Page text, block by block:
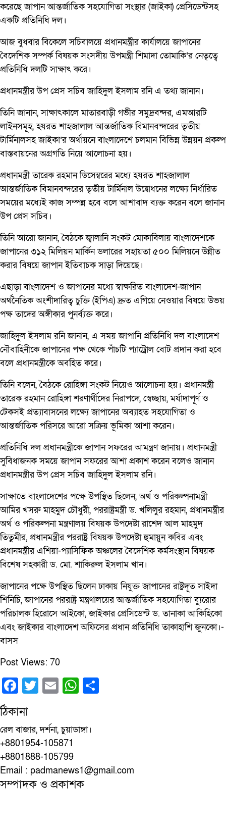
করেছে জাপান আন্তর্জাতিক সহযোগিতা সংস্থার (জাইকা) প্রেসিডেন্টসহ
একটি প্রতিনিধি দল।
আজ বুধবার বিকেলে সচিবালয়ে প্রধানমন্ত্রীর কার্যালয়ে জাপানের
বৈদেশিক সম্পর্ক বিষয়ক সংসদীয় উপমন্ত্রী শিমাদা তোমাকি’র নেতৃত্বে
প্রতিনিধি দলটি সাক্ষাৎ করে।
প্রধানমন্ত্রীর উপ প্রেস সচিব জাহিদুল ইসলাম রনি এ তথ্য জানান।
তিনি জানান, সাক্ষাৎকালে মাতারবাড়ী গভীর সমুদ্রবন্দর, এমআরটি
লাইনসমূহ, হযরত শাহজালাল আন্তর্জাতিক বিমানবন্দরের তৃতীয়
টার্মিনালসহ জাইকা’র অর্থায়নে বাংলাদেশে চলমান বিভিন্ন উন্নয়ন প্রকল্প
বাস্তবায়নের অগ্রগতি নিয়ে আলোচনা হয়।
প্রধানমন্ত্রী তারেক রহমান ডিসেম্বরের মধ্যে হযরত শাহজালাল
আন্তর্জাতিক বিমানবন্দরের তৃতীয় টার্মিনাল উদ্বোধনের লক্ষ্যে নির্ধারিত
সময়ের মধ্যেই কাজ সম্পন্ন হবে বলে আশাবাদ ব্যক্ত করেন বলে জানান
উপ প্রেস সচিব।
তিনি আরো জানান, বৈঠকে জ্বালানি সংকট মোকাবিলায় বাংলাদেশকে
জাপানের ৩১২ মিলিয়ন মার্কিন ডলারের সহায়তা ৫০০ মিলিয়নে উন্নীত
করার বিষয়ে জাপান ইতিবাচক সাড়া দিয়েছে।
এছাড়া বাংলাদেশ ও জাপানের মধ্যে স্বাক্ষরিত বাংলাদেশ-জাপান
অর্থনৈতিক অংশীদারিত্ব চুক্তি (ইপিএ) দ্রুত এগিয়ে নেওয়ার বিষয়ে উভয়
পক্ষ তাদের অঙ্গীকার পুনর্ব্যক্ত করে।
জাহিদুল ইসলাম রনি জানান, এ সময় জাপানি প্রতিনিধি দল বাংলাদেশ
নৌবাহিনীকে জাপানের পক্ষ থেকে পাঁচটি প্যাট্রোল বোট প্রদান করা হবে
বলে প্রধানমন্ত্রীকে অবহিত করে।
তিনি বলেন, বৈঠকে রোহিঙ্গা সংকট নিয়েও আলোচনা হয়। প্রধানমন্ত্রী
তারেক রহমান রোহিঙ্গা শরণার্থীদের নিরাপদে, স্বেচ্ছায়, মর্যাদাপূর্ণ ও
টেকসই প্রত্যাবাসনের লক্ষ্যে জাপানের অব্যাহত সহযোগিতা ও
আন্তর্জাতিক পরিসরে আরো সক্রিয় ভূমিকা আশা করেন।
প্রতিনিধি দল প্রধানমন্ত্রীকে জাপান সফরের আমন্ত্রণ জানায়। প্রধানমন্ত্রী
সুবিধাজনক সময়ে জাপান সফরের আশা প্রকাশ করেন বলেও জানান
প্রধানমন্ত্রীর উপ প্রেস সচিব জাহিদুল ইসলাম রনি।
সাক্ষাতে বাংলাদেশের পক্ষে উপস্থিত ছিলেন, অর্থ ও পরিকল্পনামন্ত্রী
আমির খসরু মাহমুদ চৌধুরী, পররাষ্ট্রমন্ত্রী ড. খলিলুর রহমান, প্রধানমন্ত্রীর
অর্থ ও পরিকল্পনা মন্ত্রণালয় বিষয়ক উপদেষ্টা রাশেদ আল মাহমুদ
তিতুমীর, প্রধানমন্ত্রীর পররাষ্ট্র বিষয়ক উপদেষ্টা হুমায়ুন কবির এবং
প্রধানমন্ত্রীর এশিয়া-প্যাসিফিক অঞ্চলের বৈদেশিক কর্মসংস্থান বিষয়ক
বিশেষ সহকারী ড. মো. শাকিরুল ইসলাম খান।
জাপানের পক্ষে উপস্থিত ছিলেন ঢাকায় নিযুক্ত জাপানের রাষ্ট্রদূত সাইদা
শিনিচি, জাপানের পররাষ্ট্র মন্ত্রণালয়ের আন্তর্জাতিক সহযোগিতা ব্যুরোর
পরিচালক হিরোসে আইকো, জাইকার প্রেসিডেন্ট ড. তানাকা আকিহিকো
এবং জাইকার বাংলাদেশ অফিসের প্রধান প্রতিনিধি তাকাহাশি জুনকো।-
বাসস
Post Views: 70
Facebook
Twitter
EmailWhatsApp
ঠিকানা
রেল বাজার, দর্শনা, চুয়াডাঙ্গা।
+8801954-105871
+8801888-105799
Email : padmanews1@gmail.com
সম্পাদক ও প্রকাশক